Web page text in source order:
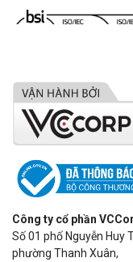
Công ty cổ phần
Số 01 phố Nguyễn Huy
phường Thanh Xuân,